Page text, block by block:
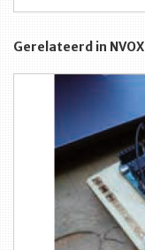
Gerelateerd in NVOX